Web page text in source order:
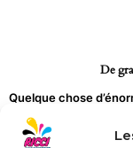
De
Quelque chose